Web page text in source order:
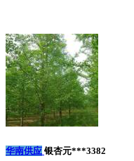
华南供应 银杏元***3382